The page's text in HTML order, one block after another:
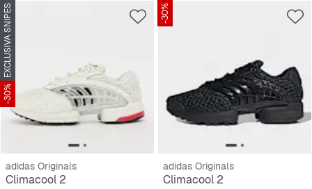
EXCLUSIVA SNIPES
-30%
adidas Originals
Climacool 2
-30%
adidas Originals
Climacool 2